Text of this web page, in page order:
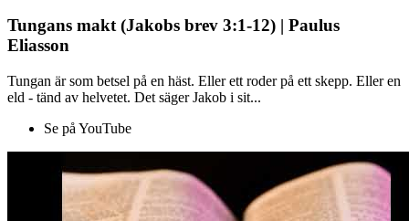
Tungans makt (Jakobs brev 3:1-12) | Paulus
Eliasson
Tungan är som betsel på en häst. Eller ett roder på ett skepp. Eller en
eld - tänd av helvetet. Det säger Jakob i sit...
Se på YouTube